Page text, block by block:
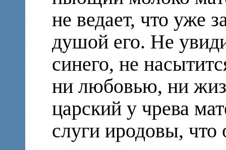
не ведает, что уже
душой его. Не
синего, не
ни любовью, ни
царский у чрева
слуги иродовы, что